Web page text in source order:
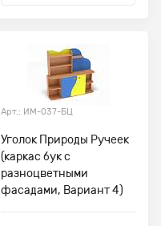
Арт.: ИМ-037-БЦ
Уголок Природы Ручеек
(каркас бук с
разноцветными
фасадами, Вариант 4)